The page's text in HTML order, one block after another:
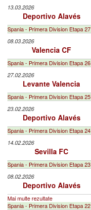
13.03.2026
Deportivo Alavés
Spania - Primera Division Etapa 27
08.03.2026
Valencia CF
Spania - Primera Division Etapa 26
27.02.2026
Levante Valencia
Spania - Primera Division Etapa 25
23.02.2026
Deportivo Alavés
Spania - Primera Division Etapa 24
14.02.2026
Sevilla FC
Spania - Primera Division Etapa 23
08.02.2026
Deportivo Alavés
Mai multe rezultate
Spania - Primera Division Etapa 22